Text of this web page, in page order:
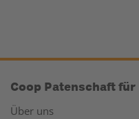
Coop Patenschaft
Über uns